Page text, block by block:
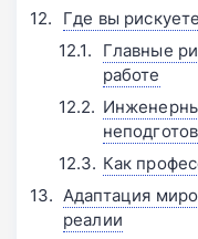
Где вы
Главные
работе
Как
Адаптация
реалии